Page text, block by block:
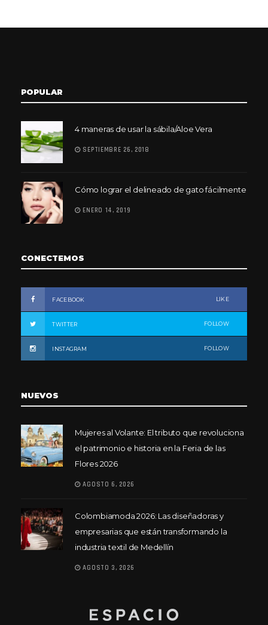
POPULAR
4 maneras de usar la sábila/Aloe Vera
SEPTIEMBRE 26, 2018
Cómo lograr el delineado de gato fácilmente
ENERO 14, 2019
CONECTEMOS
FACEBOOK LIKE
TWITTER FOLLOW
INSTAGRAM FOLLOW
NUEVOS
Mujeres al Volante: El tributo que revoluciona
el patrimonio e historia en la Feria de las
Flores 2026
AGOSTO 6, 2026
Colombiamoda 2026: Las diseñadoras y
empresarias que están transformando la
industria textil de Medellín
AGOSTO 3, 2026